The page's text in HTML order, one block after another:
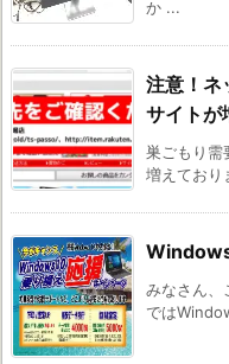
か ...
注意！ネ
サイトが
巣ごもり需
増えており
みなさん
では